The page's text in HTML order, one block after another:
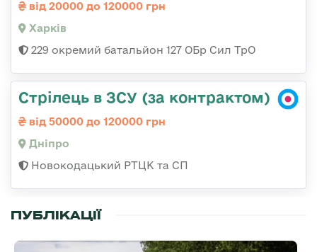
від 20000 до 120000 грн
Харків
229 окремий батальйон 127 ОБр Сил ТрО
Стрілець в ЗСУ (за контрактом)
від 50000 до 120000 грн
Дніпро
Новокодацький РТЦК та СП
ПУБЛІКАЦІЇ